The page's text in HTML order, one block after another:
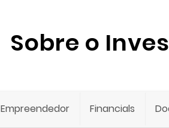
Sobre o
Empreendedor Financials